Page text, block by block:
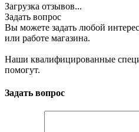
Загрузка отзывов...
Задать вопрос
Вы можете задать любой
или работе магазина.
Наши квалифицированные
помогут.
Задать вопрос